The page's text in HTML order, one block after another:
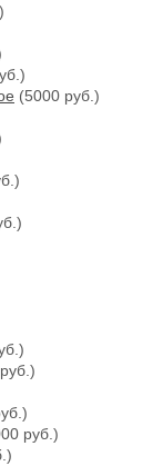
(5000 руб.)
руб.)